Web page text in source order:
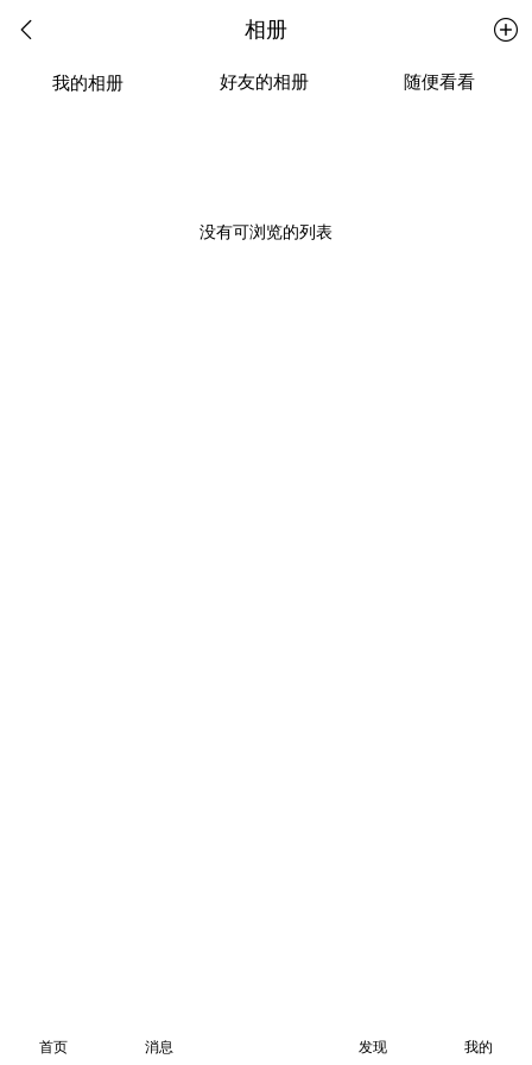
相册
我的相册 好友的相册 随便看看
没有可浏览的列表
首页 消息 发现 我的